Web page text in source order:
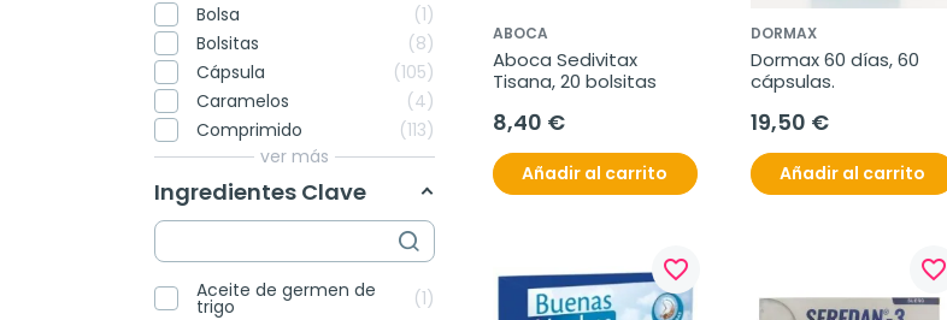
Bolsa
1
Bolsitas
8
Cápsula
105
Caramelos
4
Comprimido
113
ver más
Ingredientes Clave
Aceite de germen de
trigo
1
ABOCA
Aboca Sedivitax
Tisana, 20 bolsitas
8,40 €
Añadir al carrito
DORMAX
Dormax 60 días, 60
cápsulas.
19,50 €
Añadir al carrito
favorite_border favorite_border